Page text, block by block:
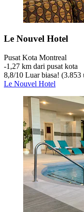
Le Nouvel Hotel
Pusat Kota Montreal
‐1,27 km dari pusat kota
8,8/10 Luar biasa! (3.853
Le Nouvel Hotel